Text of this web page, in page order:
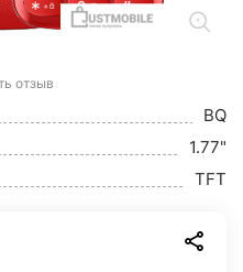
отзыв
BQ
1.77"
TFT